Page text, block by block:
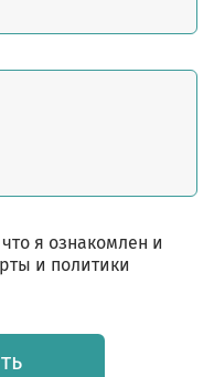
я ознакомлен и
и политики